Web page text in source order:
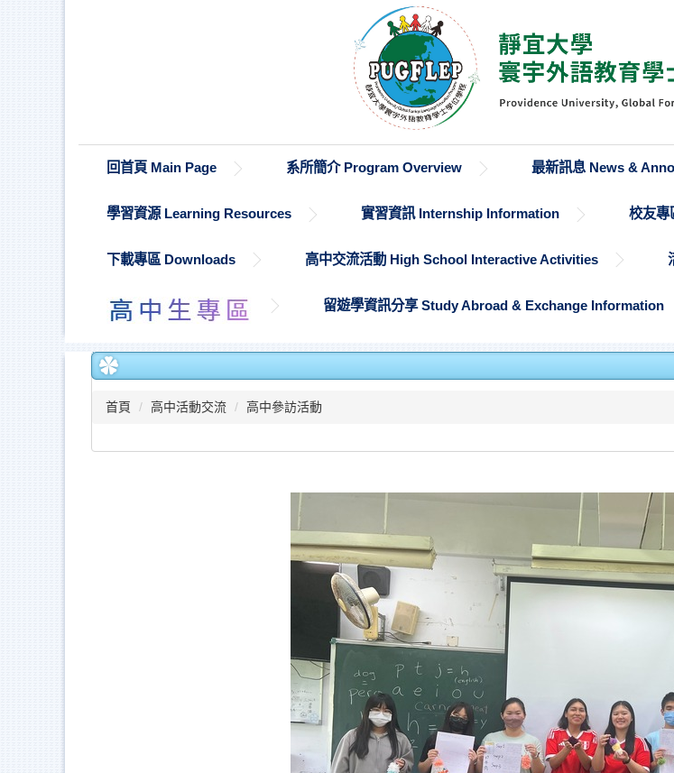
回首頁 Main Page 系所簡介 Program Overview 最新訊息 News &
學習資源 Learning Resources 實習資訊 Internship Information 校友
下載專區 Downloads 高中交流活動 High School Interactive Activities
留遊學資訊分享 Study Abroad & Exchange Information
首頁 高中活動交流 高中參訪活動